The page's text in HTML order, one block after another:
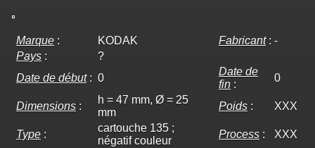
Marque : KODAK Fabricant: -
Pays :
?
Date de début: 0
Date de
fin :
0
Dimensions :
h = 47 mm, Ø = 25
mm
Poids : XXX
Type :
cartouche 135 ;
négatif couleur
Process :
XXX